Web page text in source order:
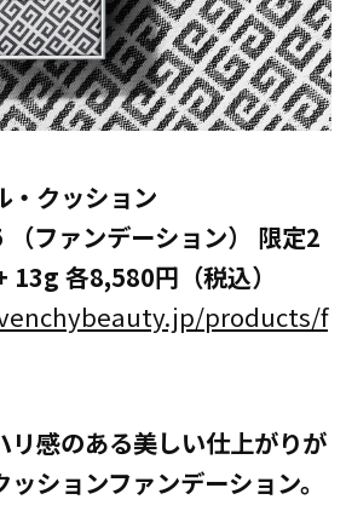
・クッション
ファンデーション） 限定2
13g 各8,580円（税込）
products/f
リ感のある美しい仕上がりが
ションファンデーション。